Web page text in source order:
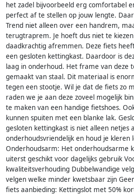
het zadel bijvoorbeeld erg comfortabel
perfect af te stellen op jouw lengte.
Trend niet alleen over een handrem,
terugtraprem. Je hoeft dus niet te
daadkrachtig afremmen. Deze fiets
een gesloten kettingkast. Daardoor is
laag in onderhoud. Het frame van deze
gemaakt van staal. Dit materiaal is
tegen een stootje. Wil je dat de fiets zo
raden we je aan deze zoveel mogelijk
te maken van een handige fietshoes.
kunnen spuiten met een blanke lak.
gesloten kettingkast is niet alleen netjes
onderhoudsvriendelijk en houd je kleren
Onderhoudsarm: Het onderhoudsarme
uiterst geschikt voor dagelijks gebruik
kwaliteitsverhouding Dubbelwandige
velgen welke minder kwetsbaar zijn
fiets aanbieding: Kettingslot met 50%